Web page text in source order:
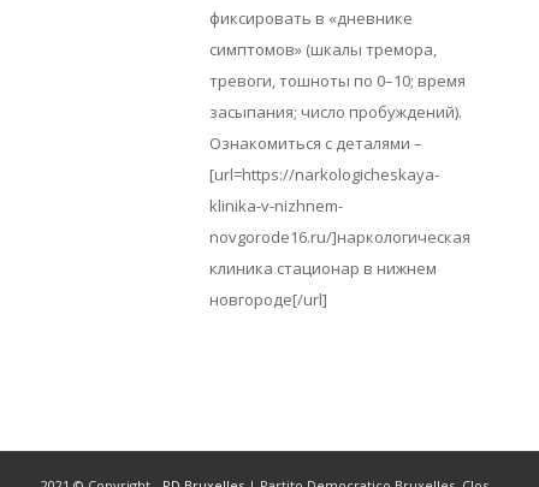
фиксировать в «дневнике
симптомов» (шкалы тремора,
тревоги, тошноты по 0–10; время
засыпания; число пробуждений).
Ознакомиться с деталями –
[url=https://narkologicheskaya-
klinika-v-nizhnem-
novgorode16.ru/]наркологическая
клиника стационар в нижнем
новгороде[/url]